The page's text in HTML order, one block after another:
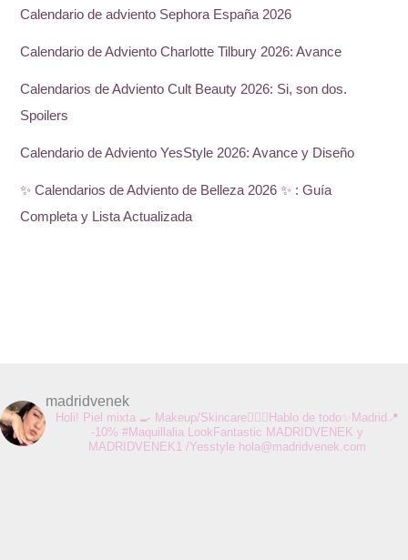
Calendario de adviento Sephora España 2026
Calendario de Adviento Charlotte Tilbury 2026: Avance
Calendarios de Adviento Cult Beauty 2026: Si, son dos.
Spoilers
Calendario de Adviento YesStyle 2026: Avance y Diseño
✨ Calendarios de Adviento de Belleza 2026 ✨ : Guía
Completa y Lista Actualizada
madridvenek
Holi! Piel mixta 🍳 Makeup/Skincare💆🏻‍♀️Hablo de todo✨Madrid📍
-10% #Maquillalia LookFantastic MADRIDVENEK y
MADRIDVENEK1 /Yesstylehola@madridvenek.com